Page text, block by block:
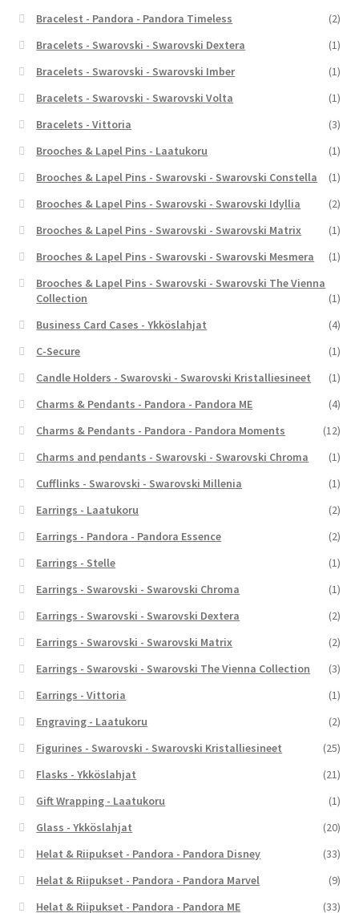
Bracelest - Pandora - Pandora Timeless
(2)
Bracelets - Swarovski - Swarovski Dextera
(1)
Bracelets - Swarovski - Swarovski Imber
(1)
Bracelets - Swarovski - Swarovski Volta
(1)
Bracelets - Vittoria
(3)
Brooches & Lapel Pins - Laatukoru
(1)
Brooches & Lapel Pins - Swarovski - Swarovski Constella
(1)
Brooches & Lapel Pins - Swarovski - Swarovski Idyllia
(2)
Brooches & Lapel Pins - Swarovski - Swarovski Matrix
(1)
Brooches & Lapel Pins - Swarovski - Swarovski Mesmera
(1)
Brooches & Lapel Pins - Swarovski - Swarovski The Vienna
Collection
(1)
Business Card Cases - Ykköslahjat
(4)
C-Secure
(1)
Candle Holders - Swarovski - Swarovski Kristalliesineet
(1)
Charms & Pendants - Pandora - Pandora ME
(4)
Charms & Pendants - Pandora - Pandora Moments
(12)
Charms and pendants - Swarovski - Swarovski Chroma
(1)
Cufflinks - Swarovski - Swarovski Millenia
(1)
Earrings - Laatukoru
(2)
Earrings - Pandora - Pandora Essence
(2)
Earrings - Stelle
(1)
Earrings - Swarovski - Swarovski Chroma
(1)
Earrings - Swarovski - Swarovski Dextera
(2)
Earrings - Swarovski - Swarovski Matrix
(2)
Earrings - Swarovski - Swarovski The Vienna Collection
(3)
Earrings - Vittoria
(1)
Engraving - Laatukoru
(2)
Figurines - Swarovski - Swarovski Kristalliesineet
(25)
Flasks - Ykköslahjat
(21)
Gift Wrapping - Laatukoru
(1)
Glass - Ykköslahjat
(20)
Helat & Riipukset - Pandora - Pandora Disney
(33)
Helat & Riipukset - Pandora - Pandora Marvel
(9)
Helat & Riipukset - Pandora - Pandora ME
(33)